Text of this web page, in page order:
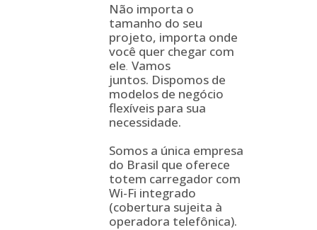
Não importa o
tamanho do seu
projeto, importa onde
você quer chegar com
ele. Vamos
juntos. Dispomos de
modelos de negócio
flexíveis para sua
necessidade.
Somos a única empresa
do Brasil que oferece
totem carregador com
Wi-Fi integrado
(cobertura sujeita à
operadora telefônica).